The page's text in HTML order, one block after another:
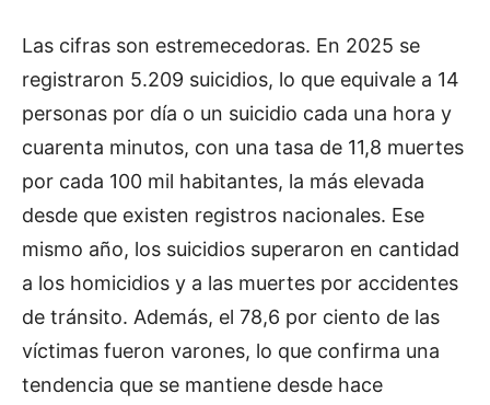
Las cifras son estremecedoras. En 2025 se
registraron 5.209 suicidios, lo que equivale a 14
personas por día o un suicidio cada una hora y
cuarenta minutos, con una tasa de 11,8 muertes
por cada 100 mil habitantes, la más elevada
desde que existen registros nacionales. Ese
mismo año, los suicidios superaron en cantidad
a los homicidios y a las muertes por accidentes
de tránsito. Además, el 78,6 por ciento de las
víctimas fueron varones, lo que confirma una
tendencia que se mantiene desde hace